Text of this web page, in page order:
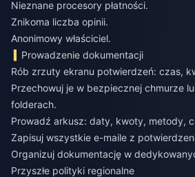
Nieznane procesory płatności.
Znikoma liczba opinii.
Anonimowy właściciel.
Prowadzenie dokumentacji
Rób zrzuty ekranu potwierdzeń: czas,
Przechowuj je w bezpiecznej chmurze
folderach.
Prowadź arkusz: daty, kwoty, metody,
Zapisuj wszystkie e-maile z
Organizuj dokumentację w
Przyszłe polityki regionalne